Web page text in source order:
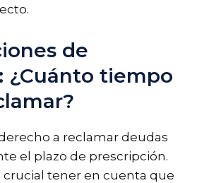
de
¿Cuánto tiempo
a reclamar deudas
el plazo de prescripción.
crucial tener en cuenta que